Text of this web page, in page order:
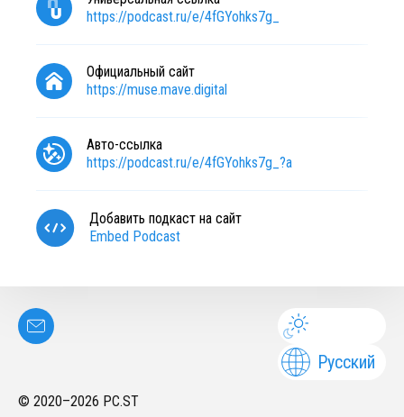
https://podcast.ru/e/4fGYohks7g_
Официальный сайт
https://muse.mave.digital
Авто-ссылка
https://podcast.ru/e/4fGYohks7g_?a
Добавить подкаст на сайт
Embed Podcast
Русский
© 2020–2026 PC.ST